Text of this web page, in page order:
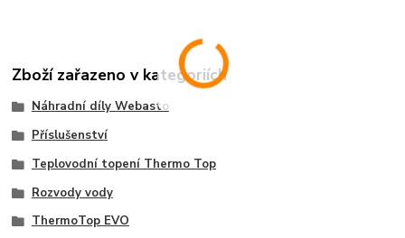
Zboží zařazeno v kategoriích
Náhradní díly Webasto
Příslušenství
Teplovodní topení Thermo Top
Rozvody vody
ThermoTop EVO